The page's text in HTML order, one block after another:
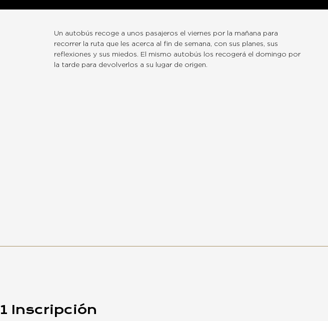
Un autobús recoge a unos pasajeros el viernes por la mañana para
recorrer la ruta que les acerca al fin de semana, con sus planes, sus
reflexiones y sus miedos. El mismo autobús los recogerá el domingo por
la tarde para devolverlos a su lugar de origen.
1 Inscripción